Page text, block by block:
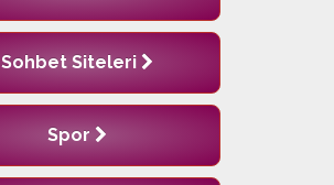
Sohbet Siteleri
Spor